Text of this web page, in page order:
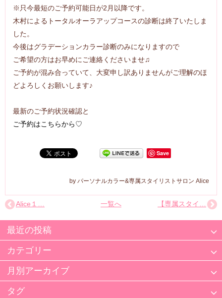
※只今最短のご予約可能日が2月以降です。
木村によるトータルオーラアップコースの診断は終了いたしま
した。
今後はグラデーションカラー診断のみになりますので
ご希望の方はお早めにご連絡くださいませ♫
ご予約が混み合っていて、大変申し訳ありませんがご理解のほ
どよろしくお願いします♪
最新のご予約状況確認と
ご予約はこちらから♡
Save
パーソナルカラー&専属スタイリストサロン Alice
Alice１… 一覧へ 【専属スタイ…
最近の投稿
カテゴリー
月別アーカイブ
タグ